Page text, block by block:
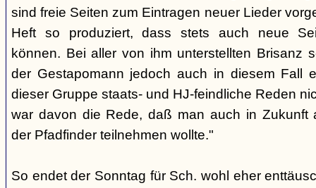
sind freie Seiten zum Eintragen neuer Lieder
Heft so produziert, dass stets auch neue
können. Bei aller von ihm unterstellten Brisanz
der Gestapomann jedoch auch in diesem Fall
dieser Gruppe staats- und HJ-feindliche Reden
war davon die Rede, daß man auch in Zukunft
der Pfadfinder teilnehmen wollte."
So endet der Sonntag für Sch. wohl eher